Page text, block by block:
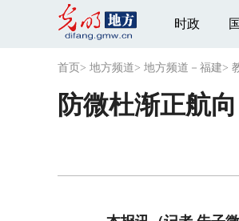
时政
首页 > 地方频道> 地方频道－福建>
防微杜渐正航